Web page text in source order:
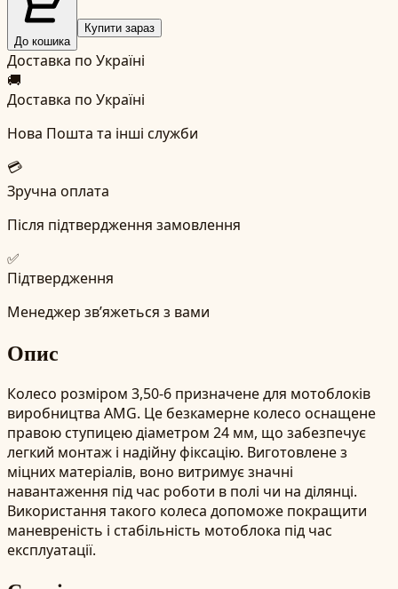
До кошика
Купити зараз
Доставка по Україні
🚚
Доставка по Україні
Нова Пошта та інші служби
💳
Зручна оплата
Після підтвердження замовлення
✅
Підтвердження
Менеджер зв’яжеться з вами
Опис
Колесо розміром 3,50-6 призначене для мотоблоків
виробництва AMG. Це безкамерне колесо оснащене
правою ступицею діаметром 24 мм, що забезпечує
легкий монтаж і надійну фіксацію. Виготовлене з
міцних матеріалів, воно витримує значні
навантаження під час роботи в полі чи на ділянці.
Використання такого колеса допоможе покращити
маневреність і стабільність мотоблока під час
експлуатації.